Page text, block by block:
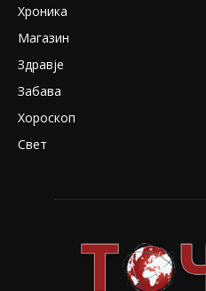
Хроника
Магазин
Здравје
Забава
Хороскоп
Свет